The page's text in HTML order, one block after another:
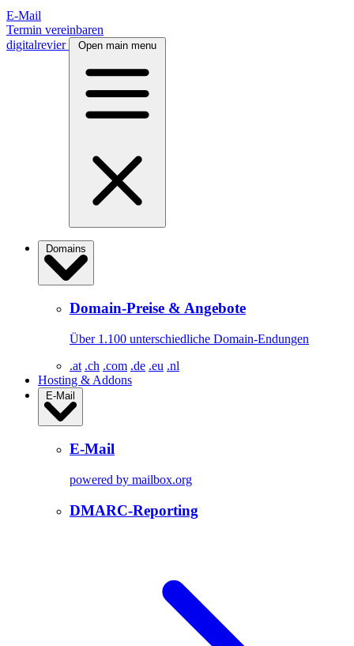
E-Mail
Termin vereinbaren
digitalrevier
Open main menu
Domains
Domain-Preise & Angebote
Über 1.100 unterschiedliche Domain-Endungen
.at .ch .com .de .eu .nl
Hosting & Addons
E-Mail
E-Mail
powered by mailbox.org
DMARC-Reporting